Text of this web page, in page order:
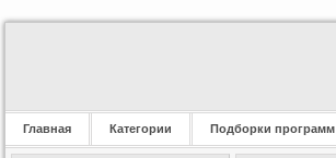
Главная Категории Подборки программ